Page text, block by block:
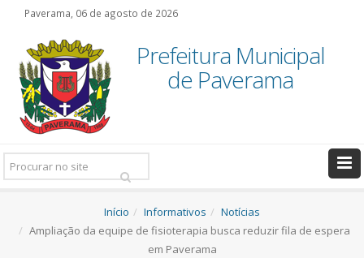
Paverama, 06 de agosto de 2026
Prefeitura Municipal
de Paverama
Pesquisar:
Início Informativos
Notícias
Ampliação da equipe de fisioterapia busca reduzir fila de espera
em Paverama